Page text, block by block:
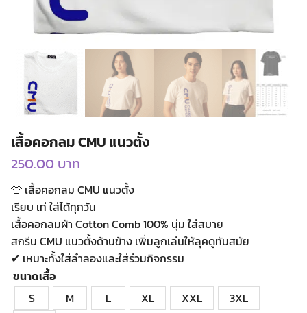
เสื้อคอกลม CMU แนวตั้ง
250.00 บาท
👕 เสื้อคอกลม CMU แนวตั้ง
เรียบ เท่ ใส่ได้ทุกวัน
เสื้อคอกลมผ้า Cotton Comb 100% นุ่ม ใส่สบาย
สกรีน CMU แนวตั้งด้านข้าง เพิ่มลูกเล่นให้ลุคดูทันสมัย
✔ เหมาะทั้งใส่ลำลองและใส่ร่วมกิจกรรม
ขนาดเสื้อ
S
M L XL XXL
3XL